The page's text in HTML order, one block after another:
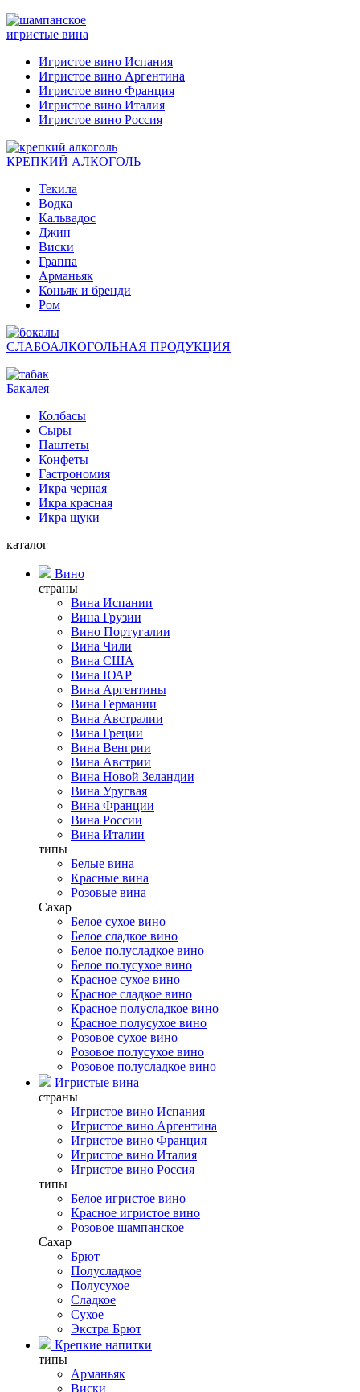
игристые вина
Игристое вино Испания
Игристое вино Аргентина
Игристое вино Франция
Игристое вино Италия
Игристое вино Россия
КРЕПКИЙ АЛКОГОЛЬ
Текила
Водка
Кальвадос
Джин
Виски
Граппа
Арманьяк
Коньяк и бренди
Ром
СЛАБОАЛКОГОЛЬНАЯ ПРОДУКЦИЯ
Бакалея
Колбасы
Сыры
Паштеты
Конфеты
Гастрономия
Икра черная
Икра красная
Икра щуки
каталог
Вино
страны
Вина Испании
Вина Грузии
Вино Португалии
Вина Чили
Вина США
Вина ЮАР
Вина Аргентины
Вина Германии
Вина Австралии
Вина Греции
Вина Венгрии
Вина Австрии
Вина Новой Зеландии
Вина Уругвая
Вина Франции
Вина России
Вина Италии
типы
Белые вина
Красные вина
Розовые вина
Сахар
Белое сухое вино
Белое сладкое вино
Белое полусладкое вино
Белое полусухое вино
Красное сухое вино
Красное сладкое вино
Красное полусладкое вино
Красное полусухое вино
Розовое сухое вино
Розовое полусухое вино
Розовое полусладкое вино
Игристые вина
страны
Игристое вино Испания
Игристое вино Аргентина
Игристое вино Франция
Игристое вино Италия
Игристое вино Россия
типы
Белое игристое вино
Красное игристое вино
Розовое шампанское
Сахар
Брют
Полусладкое
Полусухое
Сладкое
Сухое
Экстра Брют
Крепкие напитки
типы
Арманьяк
Виски